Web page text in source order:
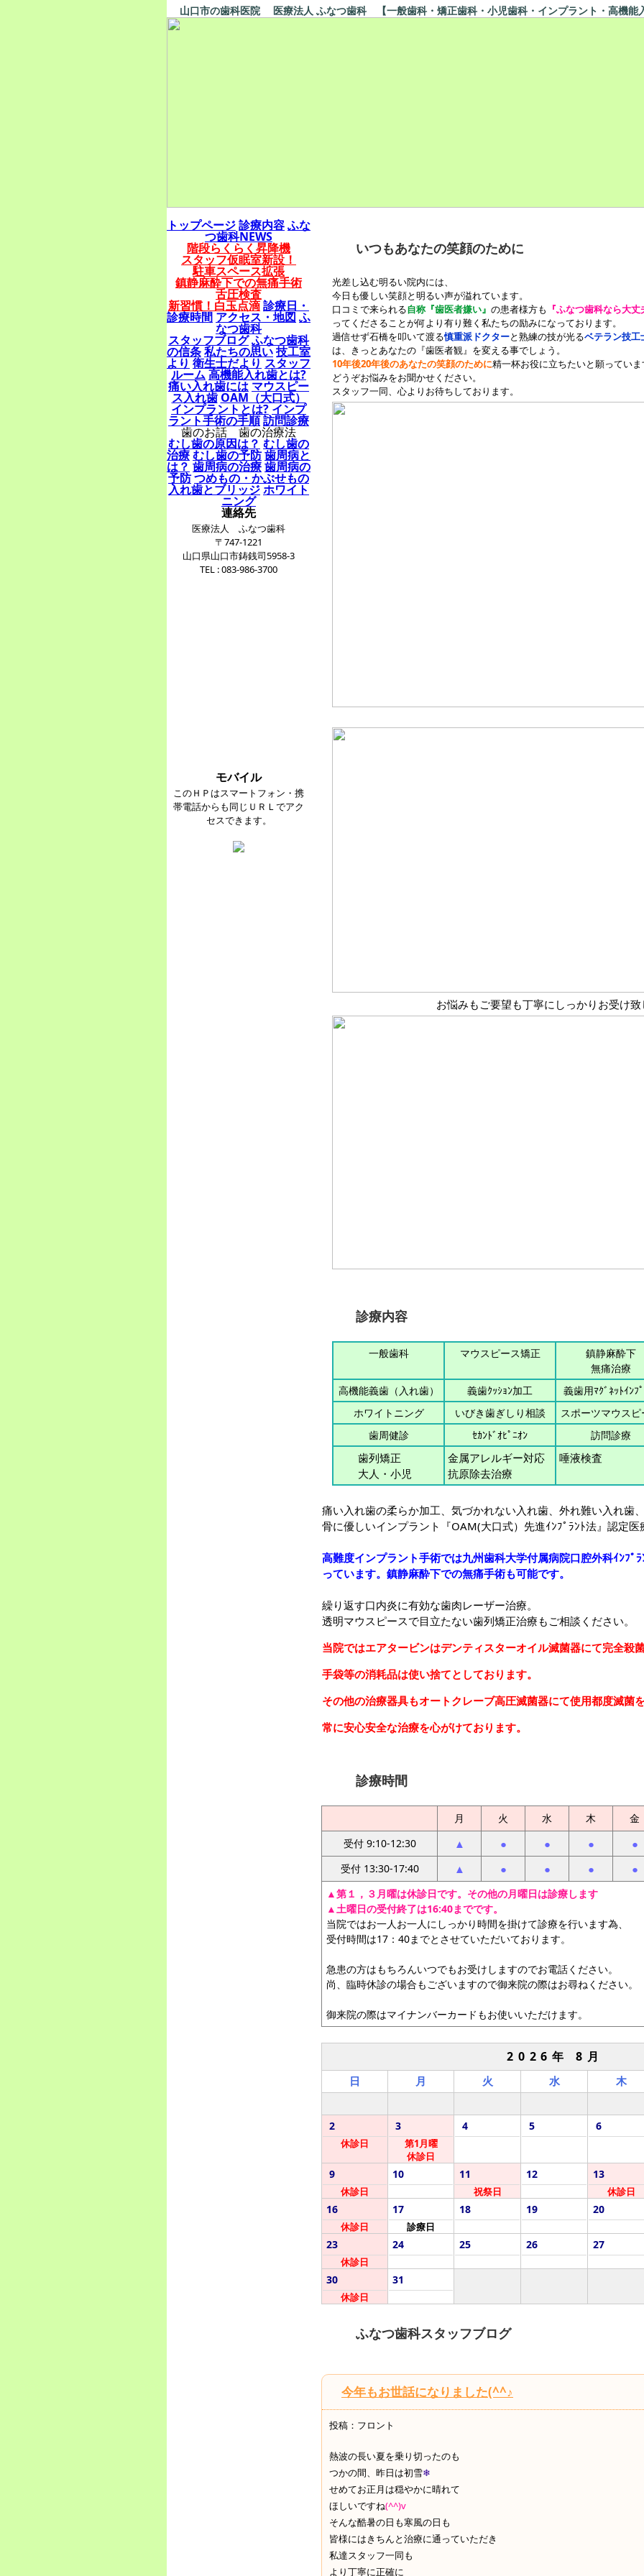
山口市の歯科医院 医療法人 ふなつ歯科 【一般歯科・矯正歯科・小児歯科・インプラント・高機能
トップページ診療内容ふな
つ歯科NEWS
階段らくらく昇降機
スタッフ仮眠室新設！
駐車スペース拡張
鎮静麻酔下での無痛手術
舌圧検査
新習慣！白玉点滴診療日・
診療時間 アクセス・地図 ふ
なつ歯科
スタッフブログふなつ歯科
の信条私たちの思い技工室
より 衛生士だより スタッフ
ルーム高機能入れ歯とは?
痛い入れ歯には マウスピー
ス入れ歯 OAM（大口式）
インプラントとは? インプ
ラント手術の手順訪問診療
歯のお話 歯の治療法
むし歯の原因は？ むし歯の
治療むし歯の予防歯周病と
は？ 歯周病の治療歯周病の
予防つめもの・かぶせもの
入れ歯とブリッジホワイト
ニング
連絡先
医療法人 ふなつ歯科
〒747-1221
山口県山口市鋳銭司5958-3
TEL : 083-986-3700
モバイル
このＨＰはスマートフォン・携
帯電話からも同じＵＲＬでアク
セスできます。
いつもあなたの笑顔のために
光差し込む明るい院内には、
今日も優しい笑顔と明るい声が溢れています。
口コミで来られる自称『歯医者嫌い』 の患者様方も 『ふなつ歯科なら大
ってくださることが何より有り難く私たちの励みになっております。
過信せず石橋を叩いて渡る慎重派ドクターと熟練の技が光るベテラン技工
は、きっとあなたの『歯医者観』を変える事でしょう。
10年後20年後のあなたの笑顔のために精一杯お役に立ちたいと願ってい
どうぞお悩みをお聞かせください。
スタッフ一同、心よりお待ちしております。
お悩みもご要望も丁寧にしっかりお受け
診療内容
一般歯科 マウスピース矯正
鎮静麻酔下
無痛治療
高機能義歯（入れ歯）
義歯ｸｯｼｮﾝ加工
義歯用ﾏｸﾞﾈｯﾄｲﾝﾌ
ホワイトニング
いびき歯ぎしり相談
スポーツマウスピ
歯周健診
ｾｶﾝﾄﾞｵﾋﾟﾆｵﾝ 訪問診療
歯列矯正
大人・小児
金属アレルギー対応
抗原除去治療
唾液検査
痛い入れ歯の柔らか加工、気づかれない入れ歯、外れ難い入れ歯
骨に優しいインプラント『OAM(大口式）先進ｲﾝﾌﾟﾗﾝﾄ法』認定医
高難度インプラント手術では九州歯科大学付属病院口腔外科ｲﾝﾌﾟ
っています。鎮静麻酔下での無痛手術も可能です。
繰り返す口内炎に有効な歯肉レーザー治療。
透明マウスピースで目立たない歯列矯正治療もご相談ください。
当院ではエアタービンはデンティスターオイル滅菌器にて完全殺
手袋等の消耗品は使い捨てとしております。
その他の治療器具もオートクレーブ高圧滅菌器にて使用都度滅菌
常に安心安全な治療を心がけております。
診療時間
月 火 水 木
金
受付 9:10-12:30
▲ ● ● ● ●
受付 13:30-17:40 ▲ ● ● ● ●
▲第１，３月曜は休診日です。その他の月曜日は診療します
▲土曜日の受付終了は16:40までです。
当院ではお一人お一人にしっかり時間を掛けて診療を行います為、
受付時間は17：40までとさせていただいております。
急患の方はもちろんいつでもお受けしますのでお電話ください。
尚、臨時休診の場合もございますので御来院の際はお尋ねください。
御来院の際はマイナンバーカードもお使いいただけます。
2026年 8月
日 月 火 水 木
2
休診日
3
第1月曜
休診日
4 5 6
9
休診日
10 11
祝祭日
12 13
休診日
16
休診日
17
診療日
18 19 20
23
休診日
24 25 26 27
30
休診日
31
ふなつ歯科スタッフブログ
今年もお世話になりました(^^♪
投稿：フロント
熱波の長い夏を乗り切ったのも
つかの間、昨日は初雪❄
せめてお正月は穏やかに晴れて
ほしいですね(^^)v
そんな酷暑の日も寒風の日も
皆様にはきちんと治療に通っていただき
私達スタッフ一同も
より丁寧に正確に